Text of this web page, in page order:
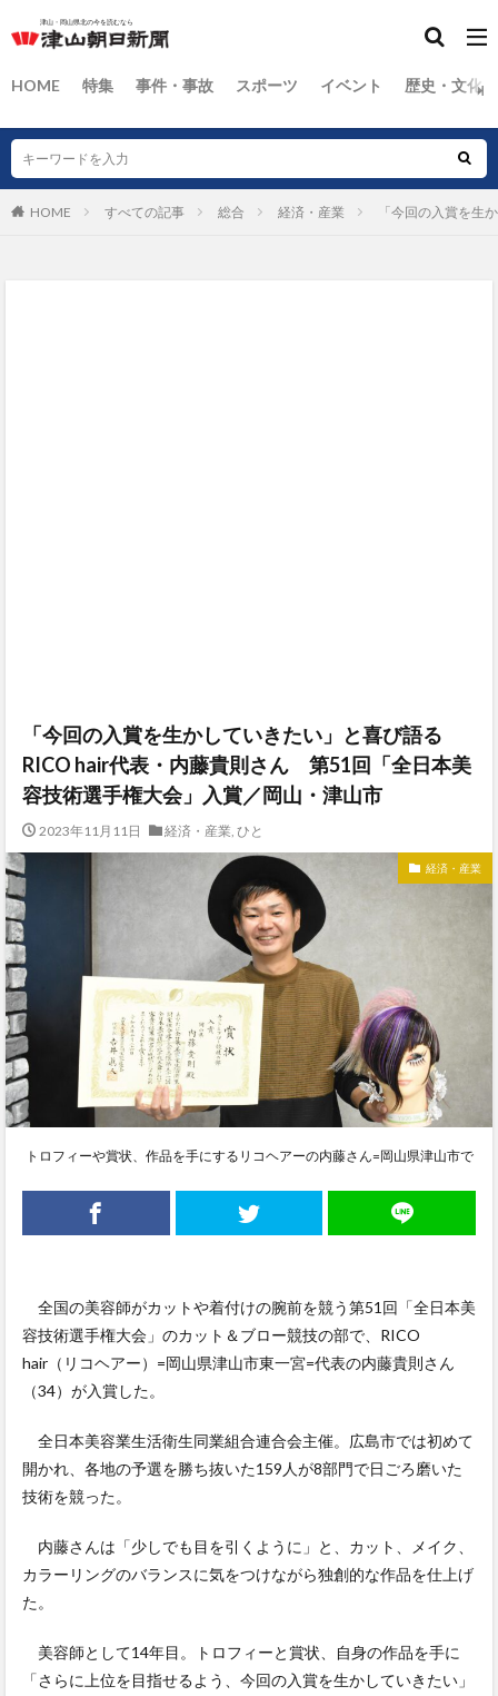
HOME 特集 事件・事故 スポーツ イベント 歴史・文化
HOME すべての記事 総合 経済・産業 「今回の入賞を
「今回の入賞を生かしていきたい」と喜び語る
RICO hair代表・内藤貴則さん 第51回「全日本美
容技術選手権大会」入賞／岡山・津山市
2023年11月11日 経済・産業, ひと
経済・産業
トロフィーや賞状、作品を手にするリコヘアーの内藤さん=岡山県津山市で
全国の美容師がカットや着付けの腕前を競う第51回「全日本美
容技術選手権大会」のカット＆ブロー競技の部で、RICO
hair（リコヘアー）=岡山県津山市東一宮=代表の内藤貴則さん
（34）が入賞した。
全日本美容業生活衛生同業組合連合会主催。広島市では初めて
開かれ、各地の予選を勝ち抜いた159人が8部門で日ごろ磨いた
技術を競った。
内藤さんは「少しでも目を引くように」と、カット、メイク、
カラーリングのバランスに気をつけながら独創的な作品を仕上げ
た。
美容師として14年目。トロフィーと賞状、自身の作品を手に
「さらに上位を目指せるよう、今回の入賞を生かしていきたい」